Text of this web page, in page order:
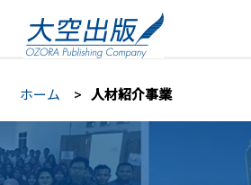
ホーム 人材紹介事業